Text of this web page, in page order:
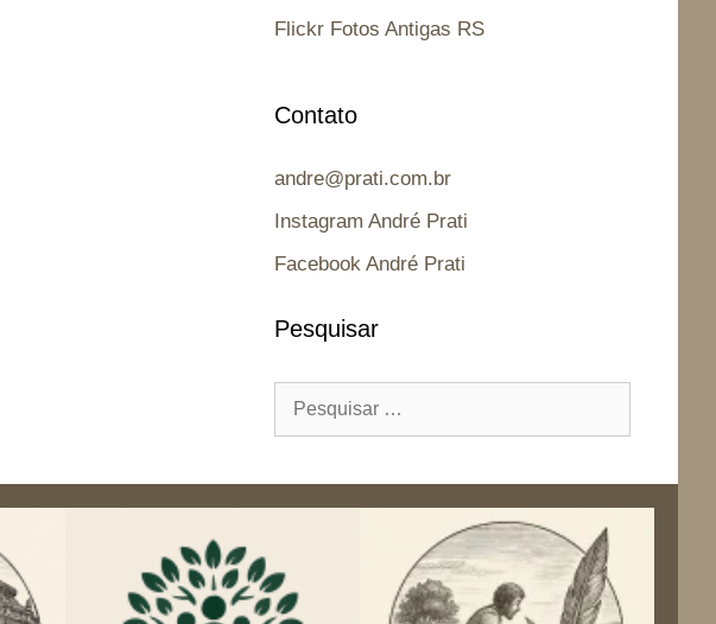
Flickr Fotos Antigas RS
Contato
andre@prati.com.br
Instagram André Prati
Facebook André Prati
Pesquisar
por: